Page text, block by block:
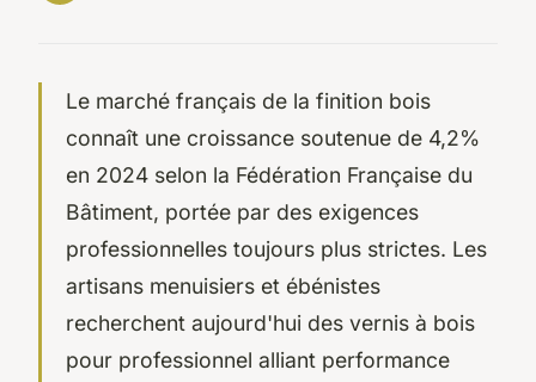
Le marché français de la finition bois
connaît une croissance soutenue de 4,2%
en 2024 selon la Fédération Française du
Bâtiment, portée par des exigences
professionnelles toujours plus strictes. Les
artisans menuisiers et ébénistes
recherchent aujourd'hui des vernis à bois
pour professionnel alliant performance